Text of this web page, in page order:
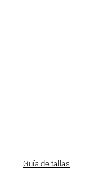
Guía de tallas